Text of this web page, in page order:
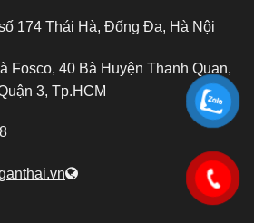
174 Thái Hà, Đống Đa, Hà Nội
Fosco, 40 Bà Huyện Thanh Quan,
3, Tp.HCM